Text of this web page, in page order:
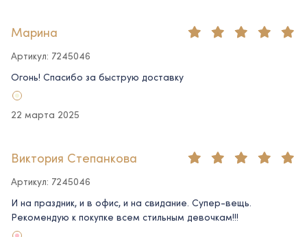
Марина
Артикул: 7245046
Огонь! Спасибо за быструю доставку
22 марта 2025
Виктория Степанкова
Артикул: 7245046
И на праздник, и в офис, и на свидание. Супер-вещь.
Рекомендую к покупке всем стильным девочкам!!!